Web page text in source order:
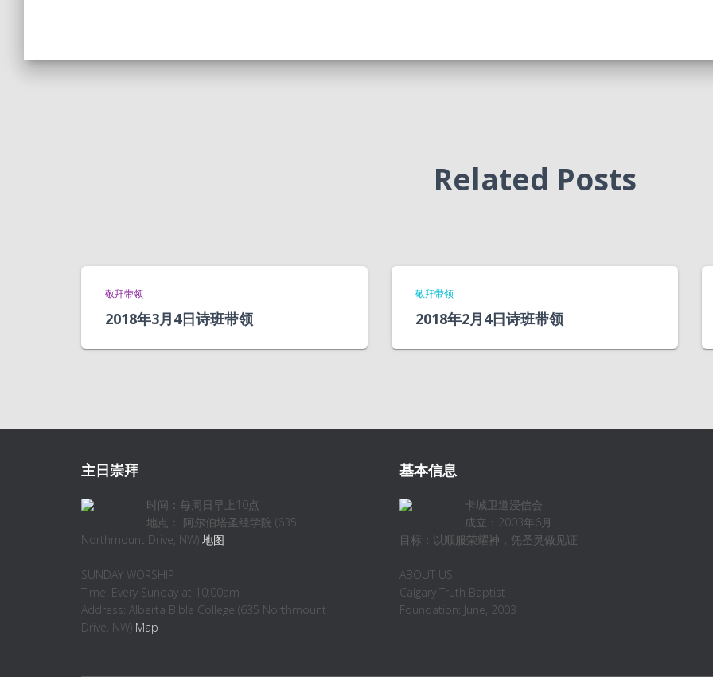
Related Posts
敬拜带领
2018年3月4日诗班带领
敬拜带领
2018年2月4日诗班带领
主日崇拜
时间：每周日早上10点
地点： 阿尔伯塔圣经学院 (635
Northmount Drive, NW) 地图
SUNDAY WORSHIP
Time: Every Sunday at 10:00am
Address: Alberta Bible College (635 Northmount
Drive, NW) Map
基本信息
卡城卫道浸信会
成立：2003年6月
目标：以顺服荣耀神，凭圣灵做见证
ABOUT US
Calgary Truth Baptist
Foundation: June, 2003